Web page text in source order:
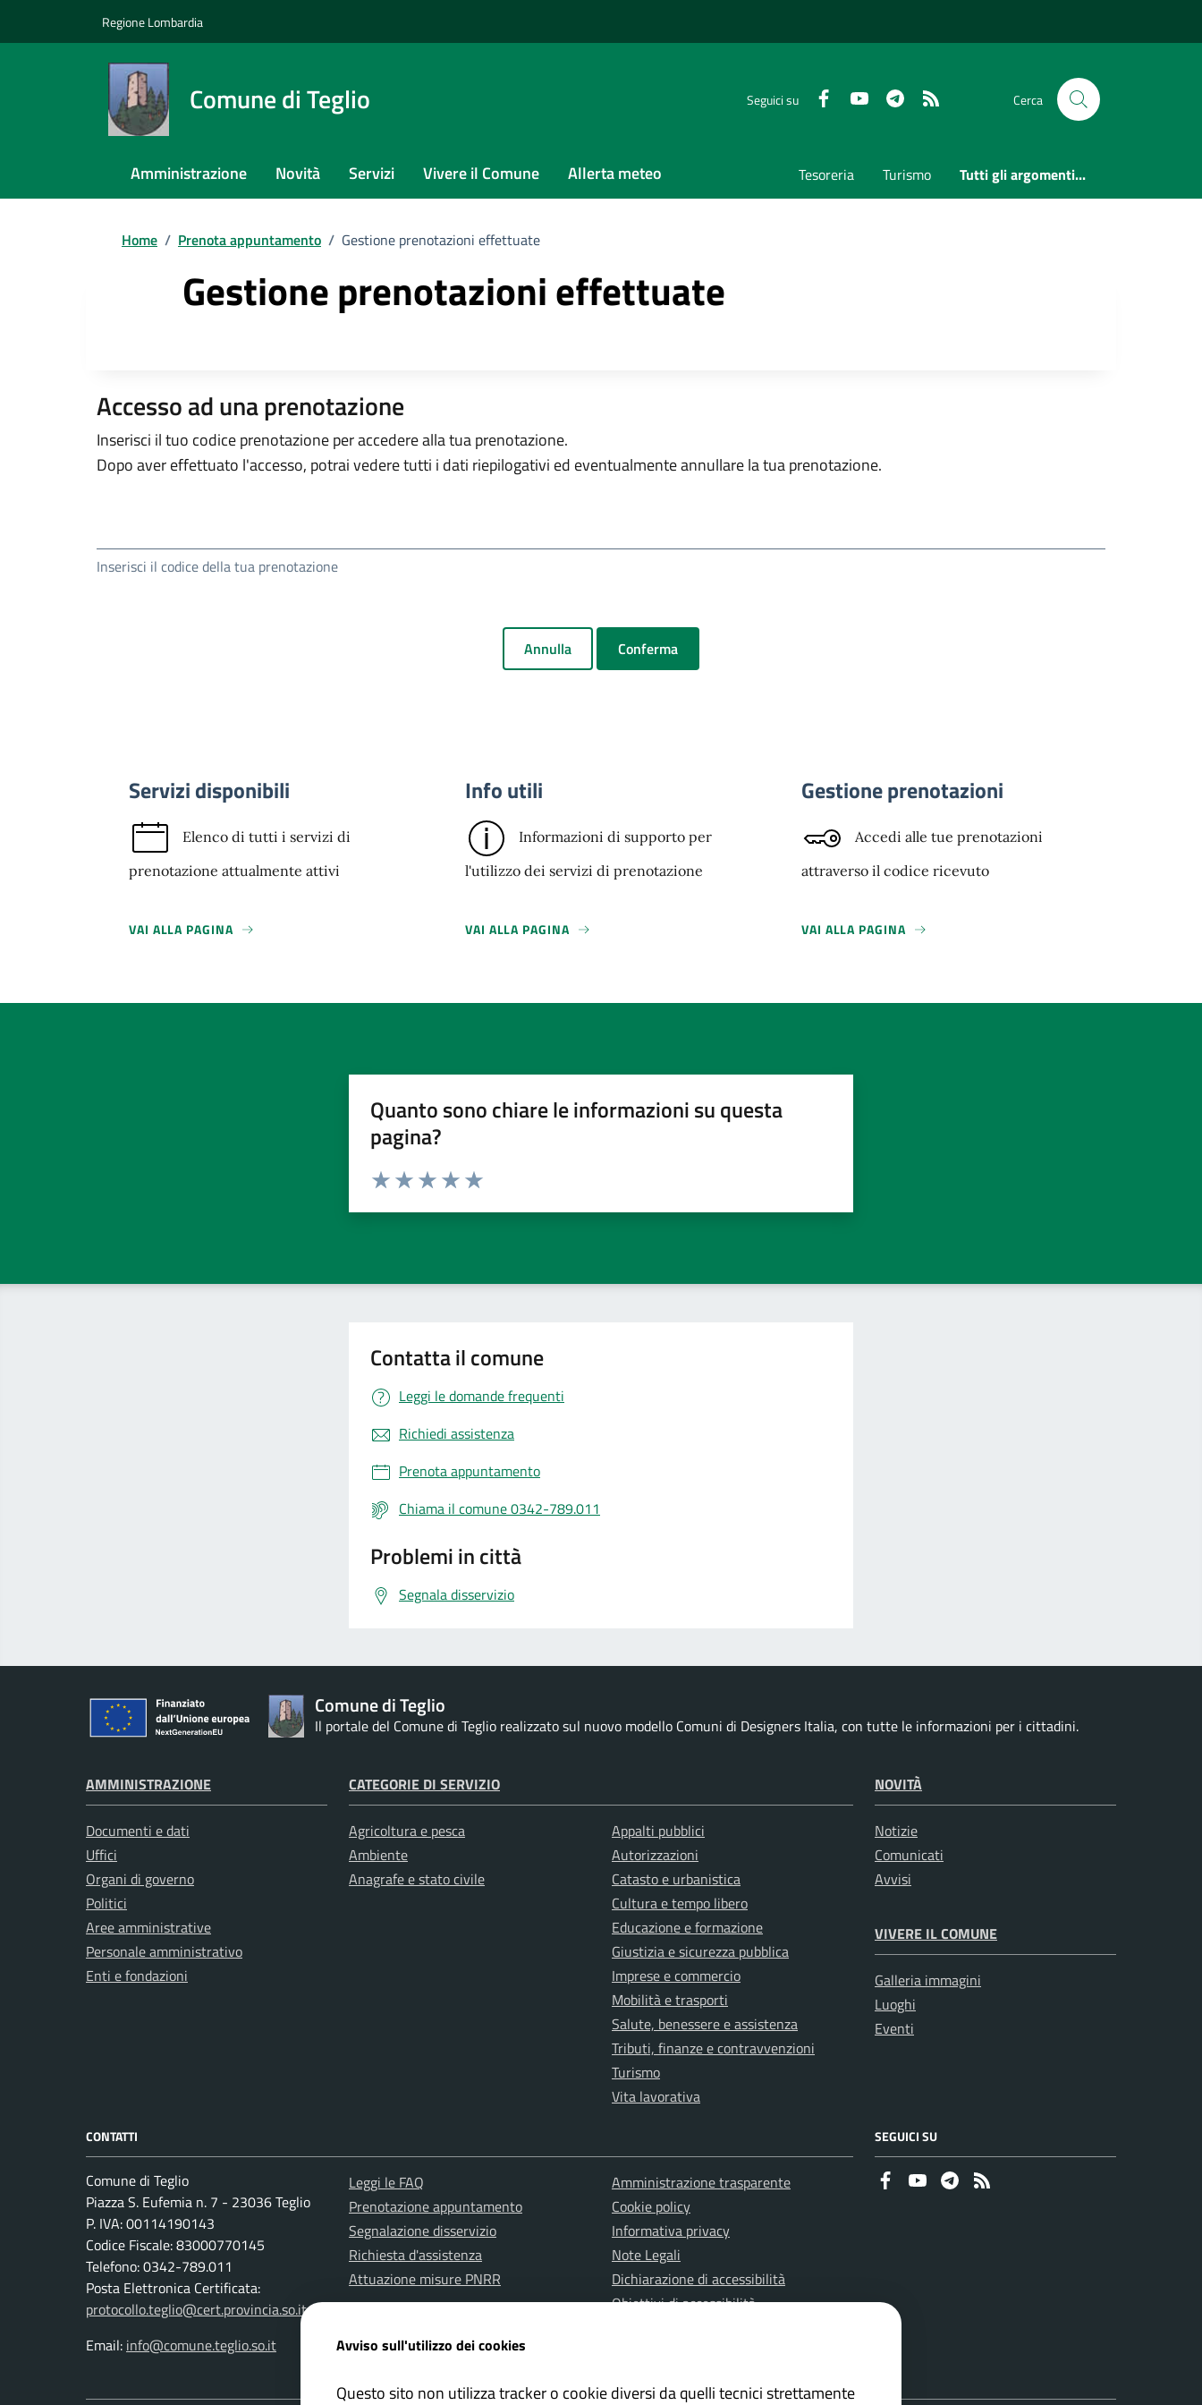
Regione Lombardia
Comune di Teglio Seguici su FaceboookYoutubeTelegram Cerca
Amministrazione Novità Servizi Vivere il Comune Allerta meteo Tesoreria Turismo Tutti gli argomenti...
Home / Prenota appuntamento / Gestione prenotazioni effettuate
Gestione prenotazioni effettuate
Accesso ad una prenotazione
Inserisci il tuo codice prenotazione per accedere alla tua prenotazione.
Dopo aver effettuato l'accesso, potrai vedere tutti i dati riepilogativi ed eventualmente annullare la tua prenotazione.
Inserisci il codice della tua prenotazione
Annulla Conferma
Servizi disponibili
Elenco di tutti i servizi di
prenotazione attualmente attivi
VAI ALLA PAGINA
Info utili
Informazioni di supporto per
l'utilizzo dei servizi di prenotazione
VAI ALLA PAGINA
Gestione prenotazioni
Accedi alle tue prenotazioni
attraverso il codice ricevuto
VAI ALLA PAGINA
Quanto sono chiare le informazioni su questa
pagina?
Valuta da 1 a 5 stelle la pagina
Contatta il comune
Leggi le domande frequenti
Richiedi assistenza
Prenota appuntamento
Chiama il comune 0342-789.011
Problemi in città
Segnala disservizio
Comune di Teglio
Il portale del Comune di Teglio realizzato sul nuovo modello Comuni di Designers Italia, con tutte le informazioni per i cittadini.
AMMINISTRAZIONE
Documenti e dati
Uffici
Organi di governo
Politici
Aree amministrative
Personale amministrativo
Enti e fondazioni
CATEGORIE DI SERVIZIO
Agricoltura e pesca
Ambiente
Anagrafe e stato civile
Appalti pubblici
Autorizzazioni
Catasto e urbanistica
Cultura e tempo libero
Educazione e formazione
Giustizia e sicurezza pubblica
Imprese e commercio
Mobilità e trasporti
Salute, benessere e assistenza
Tributi, finanze e contravvenzioni
Turismo
Vita lavorativa
NOVITÀ
Notizie
Comunicati
Avvisi
VIVERE IL COMUNE
Galleria immagini
Luoghi
Eventi
CONTATTI
Comune di Teglio
Piazza S. Eufemia n. 7 - 23036 Teglio
P. IVA: 00114190143
Codice Fiscale: 83000770145
Telefono: 0342-789.011
Posta Elettronica Certificata:
protocollo.teglio@cert.provincia.so.it
Email: info@comune.teglio.so.it
Leggi le FAQ
Prenotazione appuntamento
Segnalazione disservizio
Richiesta d'assistenza
Attuazione misure PNRR
Amministrazione trasparente
Cookie policy
Informativa privacy
Note Legali
Dichiarazione di accessibilità
Obiettivi di accessibilità
SEGUICI SU
FaceboookYoutubeTelegram
Avviso sull'utilizzo dei cookies
Questo sito non utilizza tracker o cookie diversi da quelli tecnici strettamente